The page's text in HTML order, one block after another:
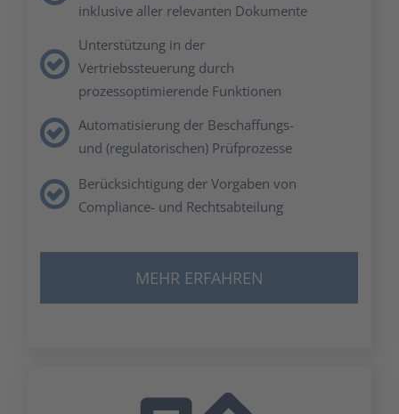
inklu­si­ve aller rele­van­ten Doku­men­te
Unter­stüt­zung in der
Vertriebs­steuerung durch
pro­zess­op­ti­mie­ren­de Funk­tio­nen
Berück­sich­ti­gung der Vor­ga­ben von
Com­pli­ance- und Rechts­ab­tei­lung
Auto­ma­ti­sie­rung der Beschaf­fungs-
und (regu­la­to­ri­schen) Prüf­pro­zes­se
MEHR ERFAH­REN